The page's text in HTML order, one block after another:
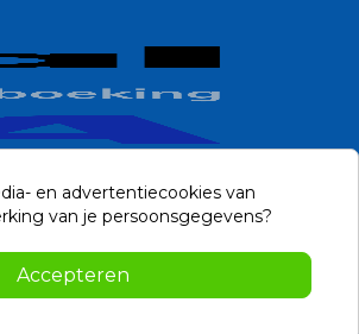
voorbehouden.
en advertentiecookies van
van je persoonsgegevens?
Accepteren